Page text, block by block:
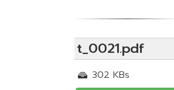
t_0021.pdf
302 KBs